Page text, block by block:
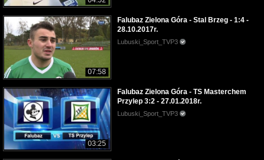
07:58
Falubaz Zielona Góra - Stal Brzeg - 1:4 -
28.10.2017r.
Lubuski_Sport_TVP3
03:25
Falubaz Zielona Góra - TS Masterchem
Przylep 3:2 - 27.01.2018r.
Lubuski_Sport_TVP3